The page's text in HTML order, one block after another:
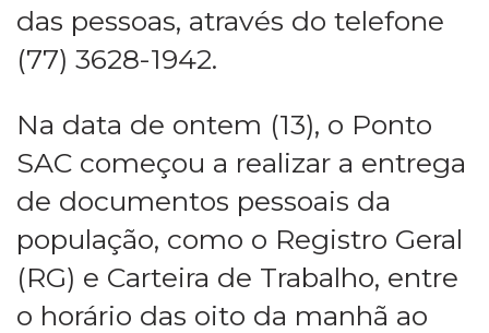
das pessoas, através do telefone
(77) 3628-1942.
Na data de ontem (13), o Ponto
SAC começou a realizar a entrega
de documentos pessoais da
população, como o Registro Geral
(RG) e Carteira de Trabalho, entre
o horário das oito da manhã ao